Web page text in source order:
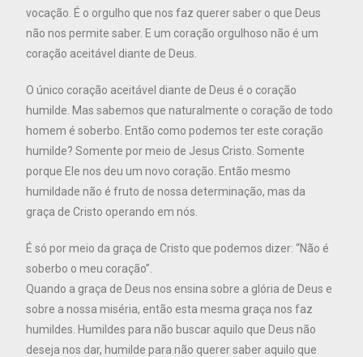
vocação. É o orgulho que nos faz querer saber o que Deus
não nos permite saber. E um coração orgulhoso não é um
coração aceitável diante de Deus.
O único coração aceitável diante de Deus é o coração
humilde. Mas sabemos que naturalmente o coração de todo
homem é soberbo. Então como podemos ter este coração
humilde? Somente por meio de Jesus Cristo. Somente
porque Ele nos deu um novo coração. Então mesmo
humildade não é fruto de nossa determinação, mas da
graça de Cristo operando em nós.
É só por meio da graça de Cristo que podemos dizer: “Não é
soberbo o meu coração”.
Quando a graça de Deus nos ensina sobre a glória de Deus e
sobre a nossa miséria, então esta mesma graça nos faz
humildes. Humildes para não buscar aquilo que Deus não
deseja nos dar, humilde para não querer saber aquilo que